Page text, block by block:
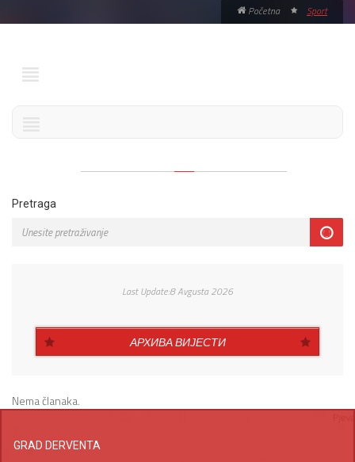
Početna Sport
Pretraga
Last Update:8 Avgusta 2026
АРХИВА ВИЈЕСТИ
Nema članaka.
GRAD DERVENTA